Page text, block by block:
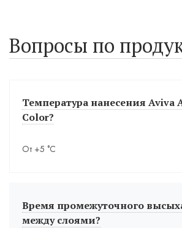
Вопросы по
Температура нанесения Aviva
Color?
От +5 °С
Время промежуточного
между слоями?